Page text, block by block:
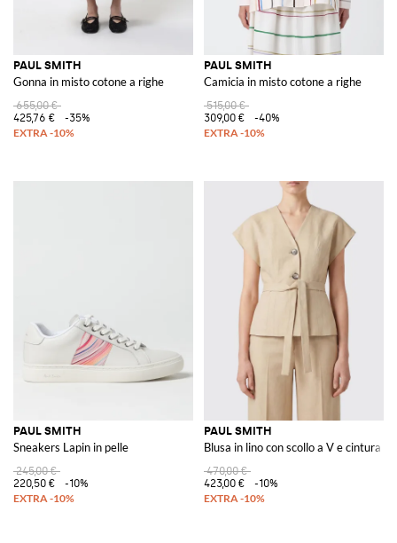
PAUL SMITH
Gonna in misto cotone a righe
655,00 €
425,76 €
-35%
PAUL SMITH
Camicia in misto cotone a righe
515,00 €
309,00 €
-40%
PAUL SMITH
Sneakers Lapin in pelle
245,00 €
220,50 €
-10%
PAUL SMITH
Blusa in lino con scollo a V e cintura
470,00 €
423,00 €
-10%